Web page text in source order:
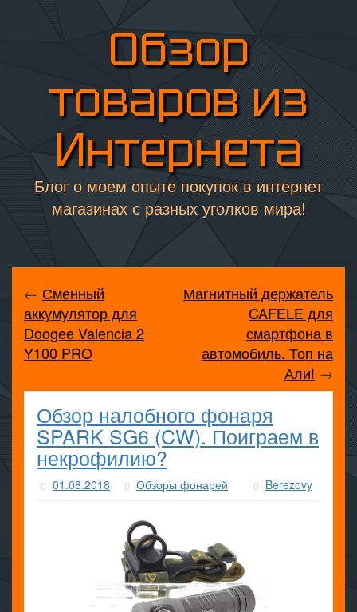
Обзор
товаров из
Интернета
Блог о моем опыте покупок в интернет
магазинах с разных уголков мира!
← Сменный
аккумулятор для
Doogee Valencia 2
Y100 PRO
Магнитный держатель
CAFELE для
смартфона в
автомобиль. Топ на
Али! →
Обзор налобного фонаря
SPARK SG6 (CW). Поиграем в
некрофилию?
01.08.2018 Обзоры фонарей Berezovy